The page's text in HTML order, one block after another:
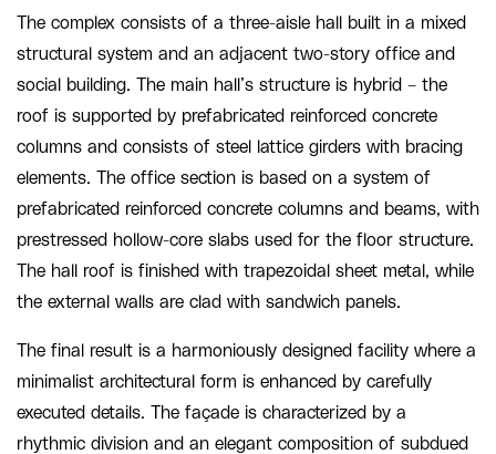
The complex consists of a three-aisle hall built in a mixed
structural system and an adjacent two-story office and
social building. The main hall’s structure is hybrid – the
roof is supported by prefabricated reinforced concrete
columns and consists of steel lattice girders with bracing
elements. The office section is based on a system of
prefabricated reinforced concrete columns and beams, with
prestressed hollow-core slabs used for the floor structure.
The hall roof is finished with trapezoidal sheet metal, while
the external walls are clad with sandwich panels.
The final result is a harmoniously designed facility where a
minimalist architectural form is enhanced by carefully
executed details. The façade is characterized by a
rhythmic division and an elegant composition of subdued